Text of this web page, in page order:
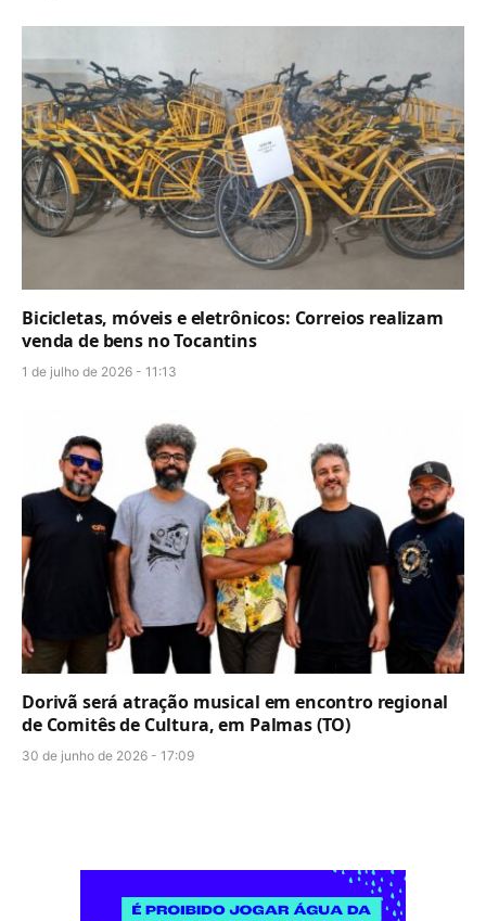
Bicicletas, móveis e eletrônicos: Correios realizam
venda de bens no Tocantins
1 de julho de 2026 - 11:13
Dorivã será atração musical em encontro regional
de Comitês de Cultura, em Palmas (TO)
30 de junho de 2026 - 17:09